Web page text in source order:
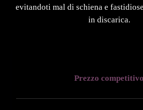
evitandoti mal di schiena e
in discarica.
Prezzo competitivo